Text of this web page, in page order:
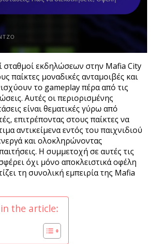
σταθμοί εκδηλώσεων στην Mafia City
παίκτες μοναδικές ανταμοιβές και
το gameplay πέρα από τις
Αυτές οι περιορισμένης
είναι θεματικές γύρω από
επιτρέποντας στους παίκτες να
αντικείμενα εντός του παιχνιδιού
και ολοκληρώνοντας
Η συμμετοχή σε αυτές τις
όχι μόνο αποκλειστικά οφέλη
τη συνολική εμπειρία της Mafia
the article: